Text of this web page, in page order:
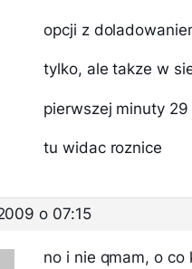
opcji z
tylko, ale takze w
pierwszej minuty
tu widac roznice
o 07:15
no i nie qmam, o